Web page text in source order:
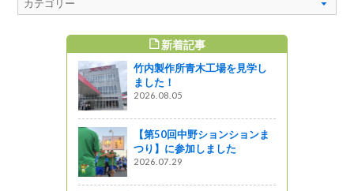
新着記事
竹内製作所青木工場を見学し
ました！
2026.08.05
【第50回中野ションションま
つり】に参加しました
2026.07.29